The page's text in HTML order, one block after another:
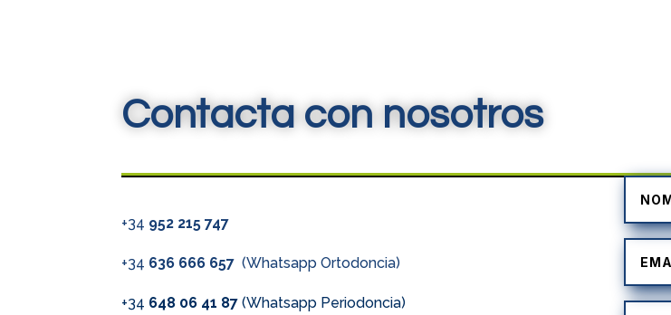
Contacta con nosotros
+34 952 215 747
+34 636 666 657(Whatsapp Ortodoncia)
+34 648 06 41 87 (Whatsapp Periodoncia)